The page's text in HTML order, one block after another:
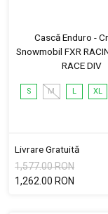
Cască Enduro -
Snowmobil FXR
RACE DIV
S M L XL
Livrare Gratuită
1,577.00 RON
1,262.00 RON